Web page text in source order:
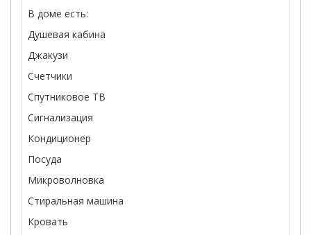
В доме есть:
Душевая кабина
Джакузи
Счетчики
Спутниковое ТВ
Сигнализация
Кондиционер
Посуда
Микроволновка
Стиральная машина
Кровать